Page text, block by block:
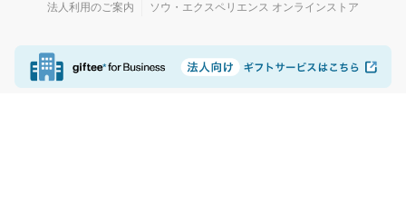
法人利用のご案内 ソウ・エクスペリエンス オンラインストア